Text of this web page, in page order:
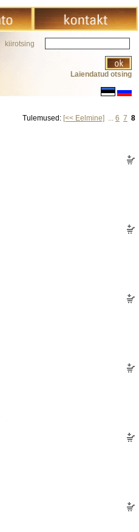
kiirotsing
Laiendatud otsing
Tulemused: [<< Eelmine] ... 6 7 8